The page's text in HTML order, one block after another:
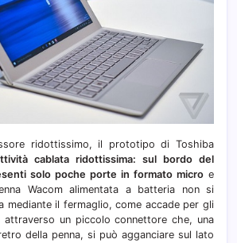
ridottissimo, il prototipo di Toshiba
cablata ridottissima: sul bordo del
solo poche porte in formato micro e
Wacom alimentata a batteria non si
mediante il fermaglio, come accade per gli
attraverso un piccolo connettore che, una
della penna, si può agganciare sul lato